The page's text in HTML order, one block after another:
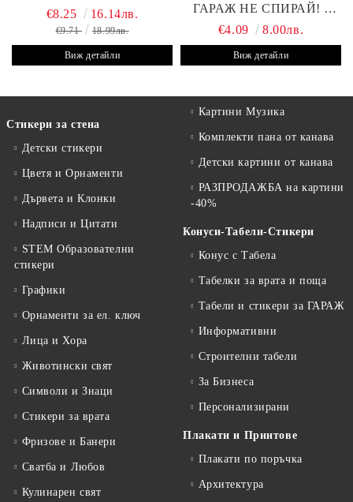
€8.25 16.14лв.
€9.71 18.99лв.
Виж детайли
ГАРАЖ НЕ СПИРАЙ! -
30Х19 СМ
€4.09 8.00лв.
Виж детайли
Стикери за стена
Детски стикери
Цветя и Орнаменти
Дървета и Клонки
Надписи и Цитати
STEM Образователни
стикери
Графики
Орнаменти за ел. ключ
Лица и Хора
Животински свят
Символи и Знаци
Стикери за врата
Фризове и Банери
Сватба и Любов
Кулинарен свят
Картини Музика
Комплекти пана от канава
Детски картини от канава
РАЗПРОДАЖБА на картини
-40%
Конуси-Табели-Стикери
Конус с Табела
Табелки за врата и поща
Табели и стикери за ГАРАЖ
Информативни
Строителни табели
За Бизнеса
Персонализирани
Плакати и Принтове
Плакати по поръчка
Архитектура